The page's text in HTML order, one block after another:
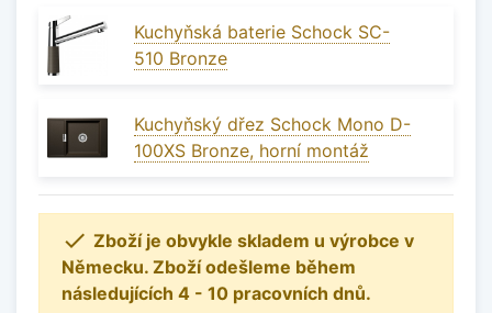
Kuchyňská baterie Schock SC-
510 Bronze
Kuchyňský dřez Schock Mono D-
100XS Bronze, horní montáž
 Zboží je obvykle skladem u výrobce v
Německu. Zboží odešleme během
následujících 4 - 10 pracovních dnů.